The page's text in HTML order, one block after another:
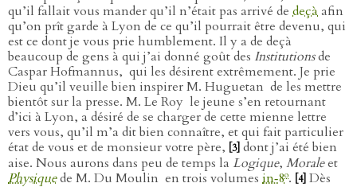
qu’il fallait vous mander qu’il n’était pas arrivé de deçàafin
qu’on prît garde à Lyon de ce qu’il pourrait être devenu, qui
est ce dont je vous prie humblement. Il y a de deçà
beaucoup de gens à qui j’ai donné goût des Institutionsde
Caspar Hofmannus, qui les désirent extrêmement. Je prie
Dieu qu’il veuille bien inspirer M. Huguetan de les mettre
bientôt sur la presse. M. Le Roy le jeune s’en retournant
d’ici à Lyon, a désiré de se charger de cette mienne lettre
vers vous, qu’il m’a dit bien connaître, et qui fait particulier
état de vous et de monsieur votre père, [3] dont j’ai été bien
aise. Nous aurons dans peu de temps la Logique, Moraleet
Physiquede M. Du Moulin en trois volumes in‑8o. [4] Dès